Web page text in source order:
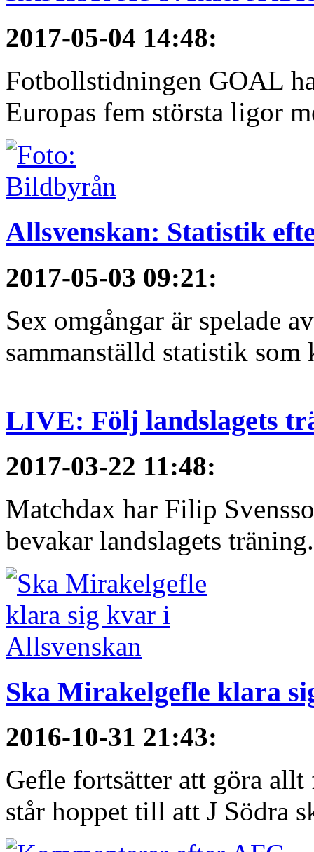
2017-05-04 14:48:
Fotbollstidningen GOAL
Europas fem största ligor
Allsvenskan: Statistik
2017-05-03 09:21 :
Sex omgångar är spelade
sammanställd statistik som
LIVE: Följ landslagets
2017-03-22 11:48:
Matchdax har Filip
bevakar landslagets
Ska Mirakelgefle klara
2016-10-31 21:43:
Gefle fortsätter att göra
står hoppet till att J Södra